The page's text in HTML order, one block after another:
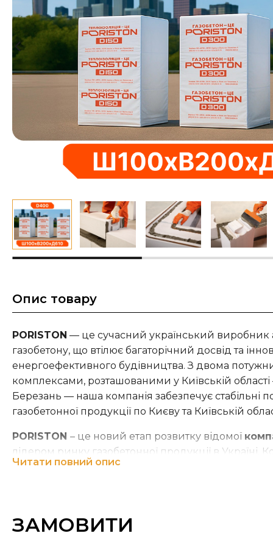
Опис товару
PORISTON — це сучасний український виробник
газобетону, що втілює багаторічний досвід та
енергоефективного будівництва. З двома
комплексами, розташованими у Київській області
Березань — наша компанія забезпечує стабільні
газобетонної продукції по Києву та Київській
PORISTON – це новий етап розвитку відомої
лідером ринку газобетонної продукції в Україні.
перевірені традиції якості та надійності АЕРОК,
Дізнайтеся ціну на газобетон та переконайтеся у
Читати повний опис
ЗАМОВИТИ